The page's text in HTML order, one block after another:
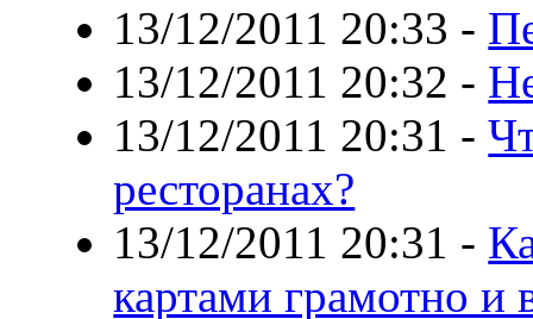
13/12/2011 20:33 -
13/12/2011 20:32 -
13/12/2011 20:31 -
ресторанах?
13/12/2011 20:31 -
картами грамотно и